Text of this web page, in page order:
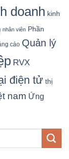
doanh kinh
nhân viên Phần
cáo Quản lý
RVX
điện tử thị
nam Ứng